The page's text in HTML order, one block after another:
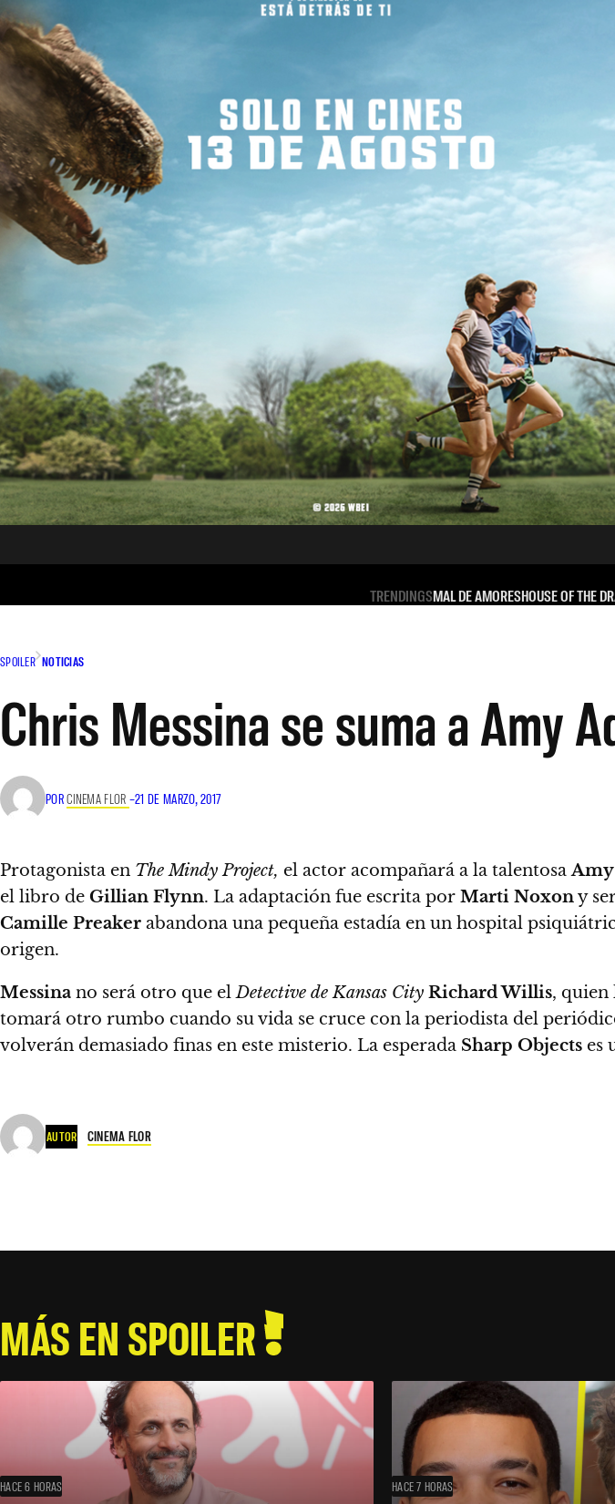
TRENDINGSMAL DE AMORESHOUSE OF THE
SPOILER NOTICIAS
Chris Messina se suma a Amy
PORCINEMA FLOR –21 DE MARZO, 2017
Protagonista en The Mindy Project, el actor acompañará a la talentosaAmy
el libro de Gillian Flynn. La adaptación fue escrita por Marti Noxony
Camille Preaker abandona una pequeña estadía en un hospital
origen.
Messina no será otro que elDetective de Kansas City Richard Willis, quien
tomará otro rumbo cuando su vida se cruce con la periodista del
volverán demasiado finas en este misterio. La esperada Sharp Objects es
AUTOR CINEMA FLOR
MÁS EN SPOILER
HACE 6 HORAS HACE 7 HORAS